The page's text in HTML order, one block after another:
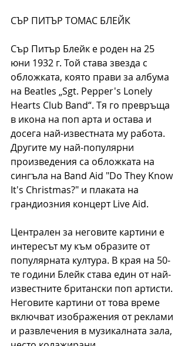
СЪР ПИТЪР ТОМАС БЛЕЙК
Сър Питър Блейк е роден на 25
юни 1932 г. Той става звезда с
обложката, която прави за албума
на Beatles „Sgt. Pepper's Lonely
Hearts Club Band“. Тя го превръща
в икона на поп арта и остава и
досега най-известната му работа.
Другите му най-популярни
произведения са обложката на
сингъла на Band Aid "Do They Know
It's Christmas?" и плаката на
грандиозния концерт Live Aid.
Централен за неговите картини е
интересът му към образите от
популярната култура. В края на 50-
те години Блейк става един от най-
известните британски поп артисти.
Неговите картини от това време
включват изображения от реклами
и развлечения в музикалната зала,